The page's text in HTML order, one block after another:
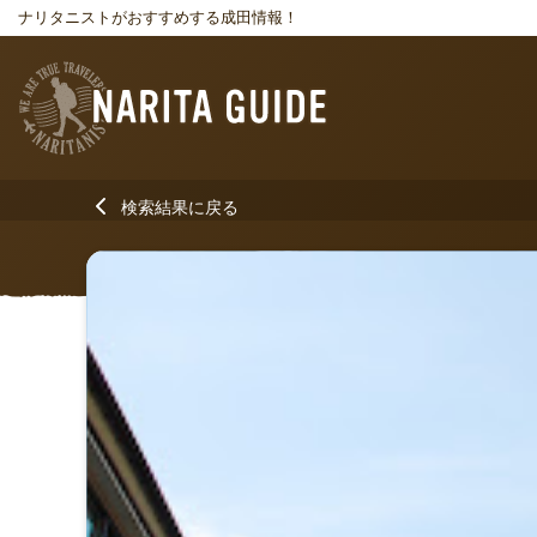
ナリタニストがおすすめする成田情報！
検索結果に戻る